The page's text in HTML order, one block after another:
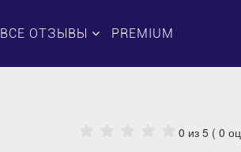
ВСЕ ОТЗЫВЫ PREMIUM
0 из 5 ( 0